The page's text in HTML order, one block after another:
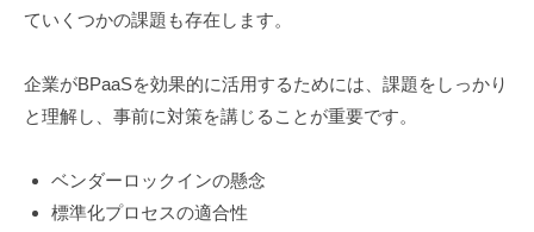
ていくつかの課題も存在します。
企業がBPaaSを効果的に活用するためには、課題をしっかり
と理解し、事前に対策を講じることが重要です。
ベンダーロックインの懸念
標準化プロセスの適合性